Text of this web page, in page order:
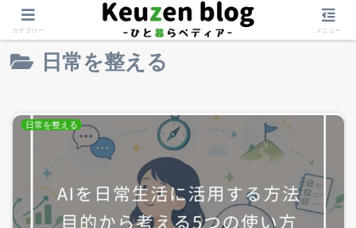
ホーム 日常を整える
日常を整える
日常を整える
カテゴリー メニュー